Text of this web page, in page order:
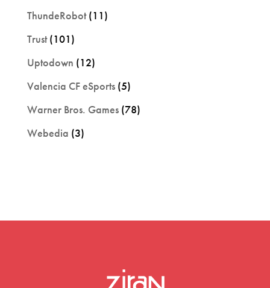
ThundeRobot(11)
Trust(101)
Uptodown (12)
Valencia CF eSports(5)
Warner Bros. Games(78)
Webedia (3)